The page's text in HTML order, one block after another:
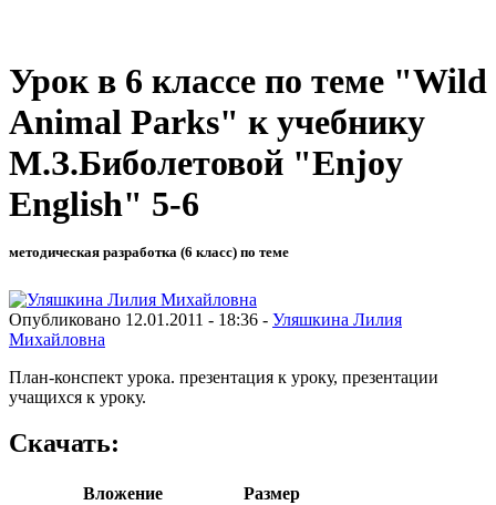
Урок в 6 классе по теме "Wild
Animal Parks" к учебнику
М.З.Биболетовой "Enjoy
English" 5-6
методическая разработка (6 класс) по теме
Опубликовано 12.01.2011 - 18:36 - Уляшкина Лилия
Михайловна
План-конспект урока. презентация к уроку, презентации
учащихся к уроку.
Скачать:
Вложение
Размер